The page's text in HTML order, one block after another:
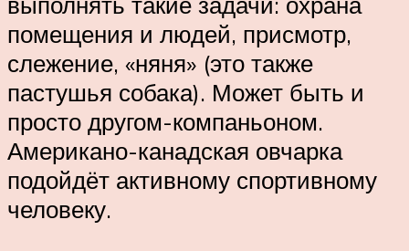
помещения и людей, присмотр,
слежение, «няня» (это также
пастушья собака). Может быть и
просто другом-компаньоном.
Американо-канадская овчарка
подойдёт активному спортивному
человеку.